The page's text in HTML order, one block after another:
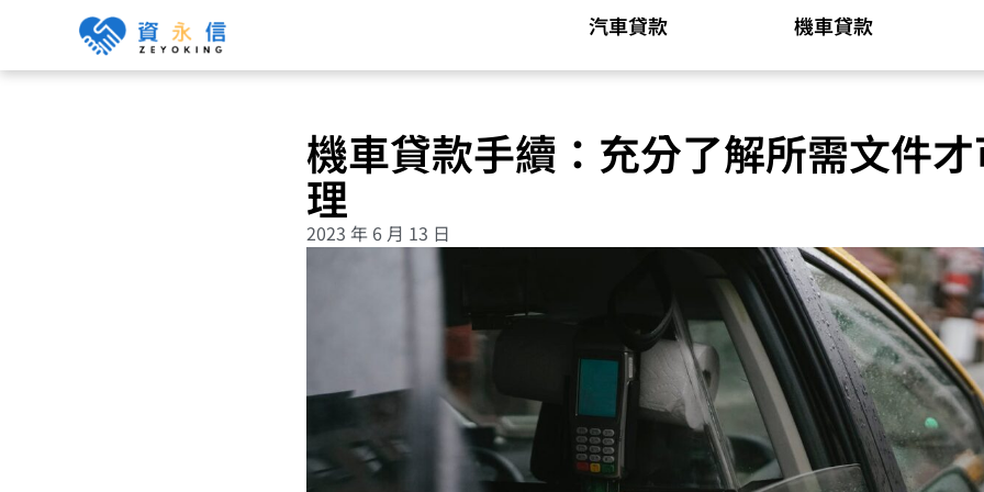
汽車貸款 機車貸款
機車貸款手續：充分了解所需文件
理
2023 年 6 月 13 日